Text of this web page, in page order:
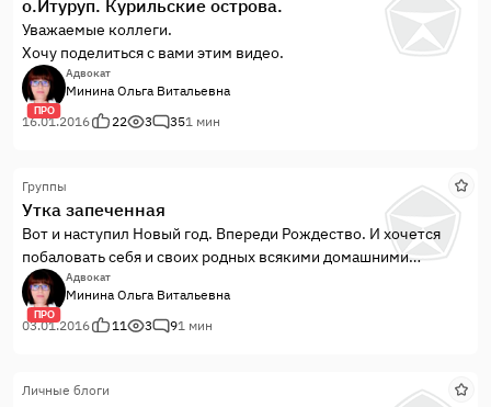
о.Итуруп. Курильские острова.
Уважаемые коллеги.
Хочу поделиться с вами этим видео.
ПРО
Адвокат
Минина Ольга Витальевна
16.01.2016
22 3 351 мин
Группы
Утка запеченная
Вот и наступил Новый год. Впереди Рождество. И хочется
побаловать себя и своих родных всякими домашними
вкусностями.
ПРО
Адвокат
Минина Ольга Витальевна
03.01.2016
11 3 91 мин
Личные блоги